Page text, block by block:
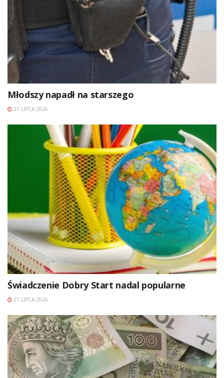
Młodszy napadł na starszego
27 LIPCA 2026
Świadczenie Dobry Start nadal popularne
27 LIPCA 2026